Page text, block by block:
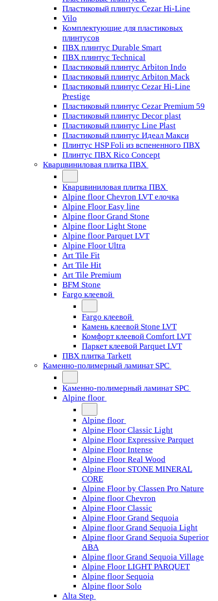
Пластиковый плинтус Cezar Hi-Line
Vilo
Комплектующие для пластиковых
плинтусов
ПВХ плинтус Durable Smart
ПВХ плинтус Technical
Пластиковый плинтус Arbiton Indo
Пластиковый плинтус Arbiton Mack
Пластиковый плинтус Cezar Hi-Line
Prestige
Пластиковый плинтус Cezar Premium 59
Пластиковый плинтус Decor plast
Пластиковый плинтус Line Plast
Пластиковый плинтус Идеал Макси
Плинтус HSP Foli из вспененного ПВХ
Плинтус ПВХ Rico Concept
Кварцвиниловая плитка ПВХ
Кварцвиниловая плитка ПВХ
Alpine floor Chevron LVT елочка
Alpine Floor Easy line
Alpine floor Grand Stone
Alpine floor Light Stone
Alpine floor Parquet LVT
Alpine Floor Ultra
Art Tile Fit
Art Tile Hit
Art Tile Premium
BFM Stone
Fargo клеевой
Fargo клеевой
Камень клеевой Stone LVT
Комфорт клеевой Comfort LVT
Паркет клеевой Parquet LVT
ПВХ плитка Tarkett
Каменно-полимерный ламинат SPC
Каменно-полимерный ламинат SPC
Alpine floor
Alpine floor
Alpine Floor Classic Light
Alpine Floor Expressive Parquet
Alpine Floor Intense
Alpine Floor Real Wood
Alpine Floor STONE MINERAL
CORE
Alpine Floor by Classen Pro Nature
Alpine floor Chevron
Alpine Floor Classic
Alpine Floor Grand Sequoia
Alpine floor Grand Sequoia Light
Alpine floor Grand Sequoia Superior
ABA
Alpine floor Grand Sequoia Village
Alpine Floor LIGHT PARQUET
Alpine floor Sequoia
Alpine floor Solo
Alta Step